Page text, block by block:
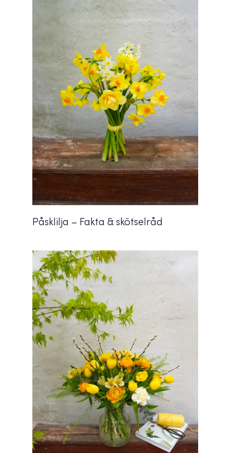
Påsklilja – Fakta & skötselråd